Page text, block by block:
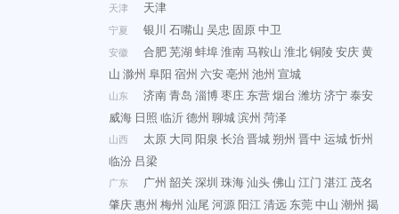
天津 天津
宁夏 银川 石嘴山 吴忠 固原中卫
安徽 合肥芜湖 蚌埠淮南马鞍山 淮北铜陵 安庆黄
山 滁州 阜阳 宿州 六安亳州 池州 宣城
山东 济南青岛 淄博枣庄 东营烟台 潍坊济宁泰安
威海 日照 临沂德州 聊城滨州 菏泽
山西 太原 大同 阳泉 长治晋城朔州 晋中 运城忻州
临汾 吕梁
广东 广州 韶关 深圳 珠海汕头佛山 江门 湛江 茂名
肇庆惠州 梅州 汕尾 河源阳江清远 东莞中山 潮州 揭